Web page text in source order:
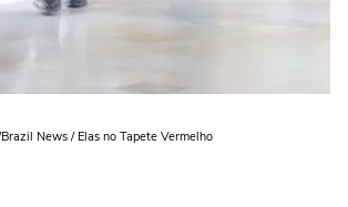
News / Elas no Tapete Vermelho